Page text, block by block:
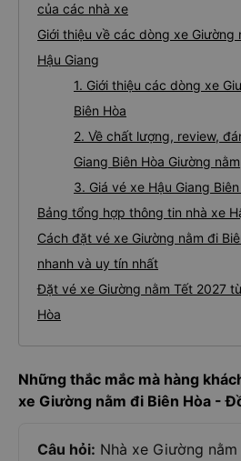
của các nhà xe
Giới thiệu về các dòng xe Giường
Hậu Giang
1. Giới thiệu các dòng xe
Biên Hòa
2. Về chất lượng, review,
Giang Biên Hòa Giường nằm
3. Giá vé xe Hậu Giang
Bảng tổng hợp thông tin nhà xe
Cách đặt vé xe Giường nằm đi
nhanh và uy tín nhất
Đặt vé xe Giường nằm Tết 2027
Hòa
Những thắc mắc mà hàng
xe Giường nằm đi Biên Hòa -
Câu hỏi: Nhà xe Giường